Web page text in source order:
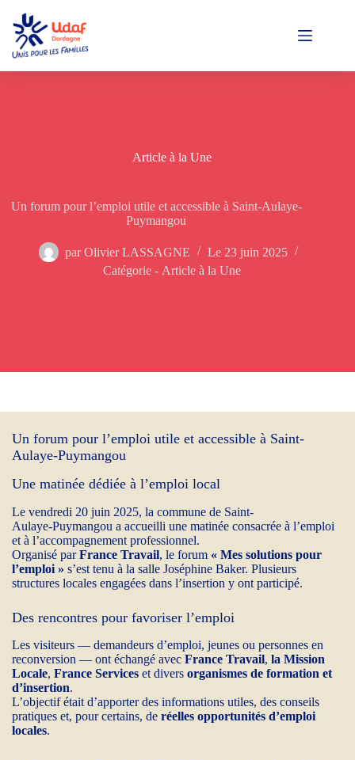
contenu
Article à la Une
Un forum pour l’emploi utile et accessible à Saint-Aulaye-
Puymangou
par Olivier LASSAGNE Le 23 juin 2025
Catégorie - Article à la Une
Un forum pour l’emploi utile et accessible à Saint-
Aulaye-Puymangou
Une matinée dédiée à l’emploi local
Le vendredi 20 juin 2025, la commune de Saint-
Aulaye‑Puymangou a accueilli une matinée consacrée à l’emploi
et à l’accompagnement professionnel.
Organisé parFrance Travail, le forum « Mes solutions pour
l’emploi » s’est tenu à la salle Joséphine Baker. Plusieurs
structures locales engagées dans l’insertion y ont participé.
Des rencontres pour favoriser l’emploi
Les visiteurs — demandeurs d’emploi, jeunes ou personnes en
reconversion — ont échangé avec France Travail, la Mission
Locale, France Services et divers organismes de formation et
d’insertion.
L’objectif était d’apporter des informations utiles, des conseils
pratiques et, pour certains, de réelles opportunités d’emploi
locales.